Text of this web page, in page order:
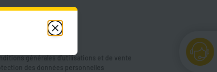
générales d'utilisations et de vente
des données personnelles